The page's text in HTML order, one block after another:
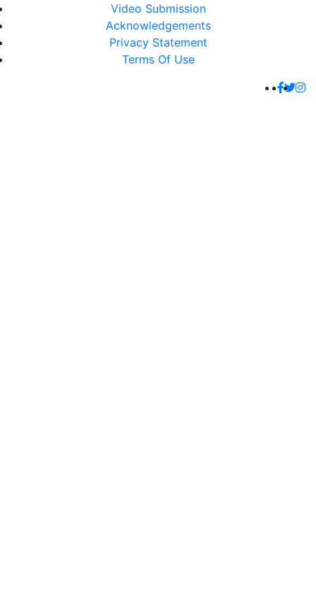
Video Submission
Acknowledgements
Privacy Statement
Terms Of Use